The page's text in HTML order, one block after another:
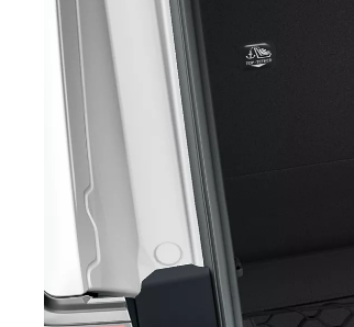
Yaris Cross
HYBRIDI
Tulossa pian